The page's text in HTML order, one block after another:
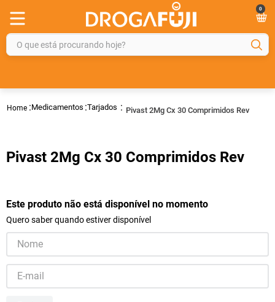
0
O que está procurando hoje?
Medicamentos Tarjados Pivast 2Mg Cx 30 Comprimidos Rev
Pivast 2Mg Cx 30 Comprimidos Rev
Este produto não está disponível no momento
Quero saber quando estiver disponível
4º
rosuvastatina 20mg
6º
shampoo
7º
dipirona
lola
9º
tadalafila
10º fraldas geriátricas